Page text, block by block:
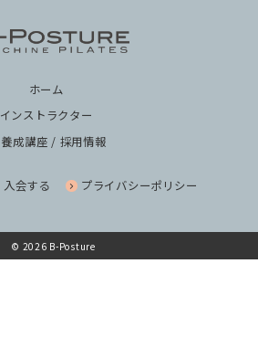
ホーム
インストラクター
養成講座 / 採用情報
入会する プライバシーポリシー
© 2026 B-Posture